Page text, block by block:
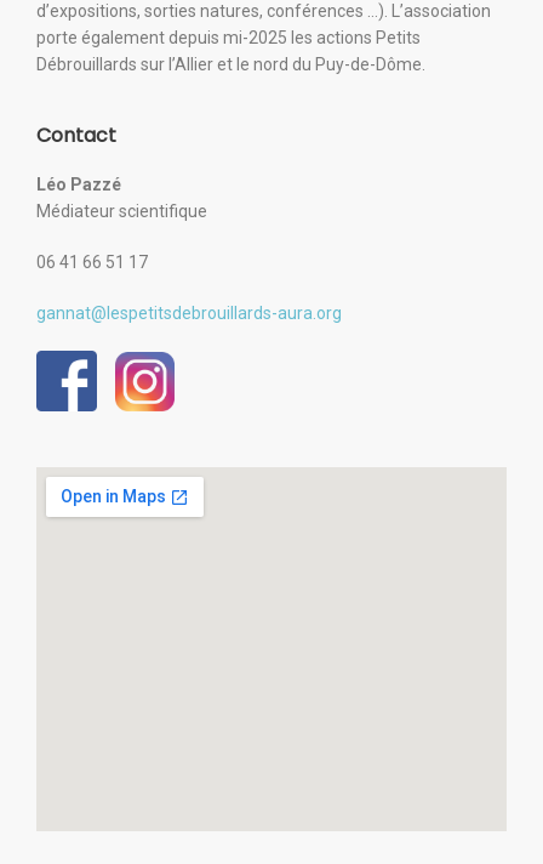
d’expositions, sorties natures, conférences …). L’association
porte également depuis mi-2025 les actions Petits
Débrouillards sur l’Allier et le nord du Puy-de-Dôme.
Contact
Léo Pazzé
Médiateurscientifique
06 41 66 51 17
gannat@lespetitsdebrouillards-aura.org